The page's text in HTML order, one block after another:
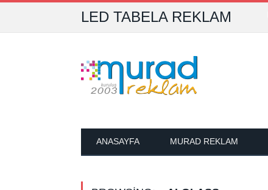
LED TABELA REKLAM
ANASAYFA MURAD REKLAM